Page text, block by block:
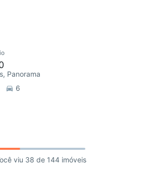
Panorama
6
viu 38 de 144 imóveis